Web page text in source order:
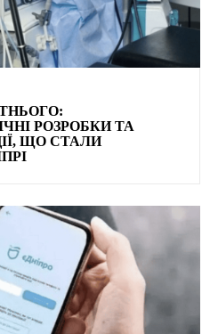
РОЗРОБКИ ТА
ЩО СТАЛИ